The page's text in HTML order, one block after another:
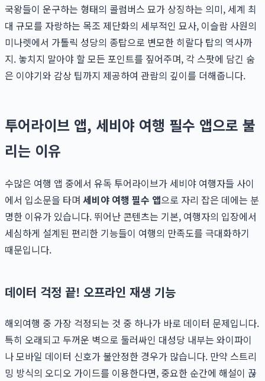
국왕들이 운구하는 형태의 콜럼버스 묘가 상징하는 의미, 세계 최
대 규모를 자랑하는 목조 제단화의 세부적인 묘사, 이슬람 사원의
미나렛에서 가톨릭 성당의 종탑으로 변모한 히랄다 탑의 역사까
지. 놓치지 말아야 할 모든 포인트를 짚어주며, 각 스팟에 담긴 숨
은 이야기와 감상 팁까지 제공하여 관람의 깊이를 더해줍니다.
투어라이브 앱, 세비야 여행 필수 앱으로 불
리는 이유
수많은 여행 앱 중에서 유독 투어라이브가 세비야 여행자들 사이
에서 입소문을 타며 세비야 여행 필수 앱으로 자리 잡은 데에는 분
명한 이유가 있습니다. 뛰어난 콘텐츠는 기본, 여행자의 입장에서
세심하게 설계된 편리한 기능들이 여행의 만족도를 극대화하기
때문입니다.
데이터 걱정 끝! 오프라인 재생 기능
해외여행 중 가장 걱정되는 것 중 하나가 바로 데이터 문제입니다.
특히 오래되고 두꺼운 벽으로 둘러싸인 대성당 내부는 와이파이
나 모바일 데이터 신호가 불안정한 경우가 많습니다. 만약 스트리
밍 방식의 오디오 가이드를 이용한다면, 중요한 순간에 해설이 끊